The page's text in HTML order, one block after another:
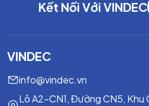
Kết Nối Với VINDEC
VINDEC
info@vindec.vn
Lô A2-CN1, Đường CN5, Khu